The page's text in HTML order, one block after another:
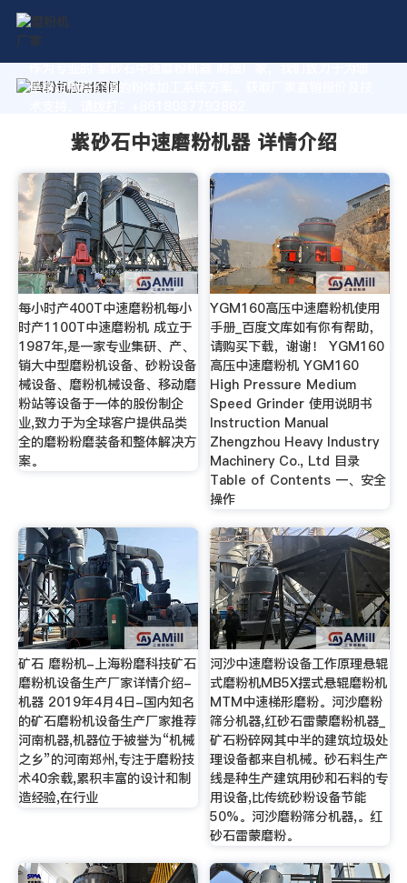
作为专业的 紫砂石中速磨粉机器 制造厂家，我们致力于为您
量身定制高价值的粉体加工系统方案。获取厂家直销报价及技
紫砂石中速磨粉机器 详情介绍
每小时产400T中速磨粉机每小
时产1100T中速磨粉机 成立于
1987年,是一家专业集研、产、
销大中型磨粉机设备、砂粉设备
械设备、磨粉机械设备、移动磨
粉站等设备于一体的股份制企
业,致力于为全球客户提供品类
全的磨粉粉磨装备和整体解决方
案。
YGM160高压中速磨粉机使用
手册_百度文库如有你有帮助，
请购买下载，谢谢！ YGM160
高压中速磨粉机 YGM160
High Pressure Medium
Speed Grinder 使用说明书
Instruction Manual
Zhengzhou Heavy Industry
Machinery Co., Ltd 目录
Table of Contents 一、安全
操作
矿石 磨粉机-上海粉磨科技矿石
磨粉机设备生产厂家详情介绍-
机器 2019年4月4日-国内知名
的矿石磨粉机设备生产厂家推荐
河南机器,机器位于被誉为“机械
之乡”的河南郑州,专注于磨粉技
术40余载,累积丰富的设计和制
造经验,在行业
河沙中速磨粉设备工作原理悬辊
式磨粉机MB5X摆式悬辊磨粉机
MTM中速梯形磨粉。河沙磨粉
筛分机器,红砂石雷蒙磨粉机器_
矿石粉碎网其中半的建筑垃圾处
理设备都来自机械。砂石料生产
线是种生产建筑用砂和石料的专
用设备,比传统砂粉设备节能
50%。河沙磨粉筛分机器,。红
砂石雷蒙磨粉。